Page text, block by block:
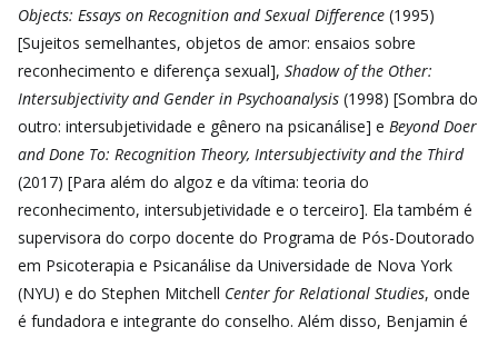
Objects: Essays on Recognition and Sexual Difference (1995)
[Sujeitos semelhantes, objetos de amor: ensaios sobre
reconhecimento e diferença sexual], Shadow of the Other:
Intersubjectivity and Gender in Psychoanalysis (1998) [Sombra do
outro: intersubjetividade e gênero na psicanálise] e Beyond Doer
and Done To: Recognition Theory, Intersubjectivity and the Third
(2017) [Para além do algoz e da vítima: teoria do
reconhecimento, intersubjetividade e o terceiro]. Ela também é
supervisora do corpo docente do Programa de Pós-Doutorado
em Psicoterapia e Psicanálise da Universidade de Nova York
(NYU) e do Stephen Mitchell Center for Relational Studies, onde
é fundadora e integrante do conselho. Além disso, Benjamin é